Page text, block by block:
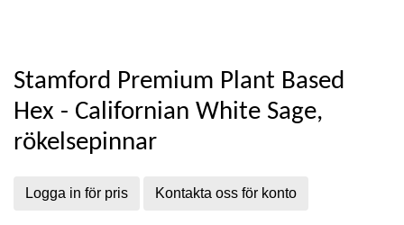
Stamford Premium Plant Based
Hex - Californian White Sage,
rökelsepinnar
Logga in för pris Kontakta oss för konto